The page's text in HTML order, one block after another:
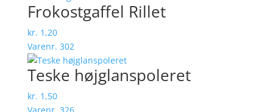
Frokostgaffel Rillet
kr. 1,20
Varenr. 302
Teske ­højglanspole­ret
kr. 1,50